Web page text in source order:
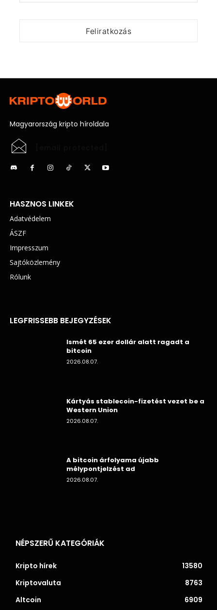
Magyarország kripto híroldala
HASZNOS LINKEK
Adatvédelem
ÁSZF
Impresszum
Sajtóközlemény
Rólunk
LEGFRISSEBB BEJEGYZÉSEK
Ismét 65 ezer dollár alatt ragadt a
bitcoin
2026.08.07.
Kártyás stablecoin-fizetést vezet be a
Western Union
2026.08.07.
A bitcoin árfolyama újabb
mélypontjelzést ad
2026.08.07.
NÉPSZERŰ KATEGÓRIÁK
Kripto hírek
13580
Kriptovaluta
8763
Altcoin
6909